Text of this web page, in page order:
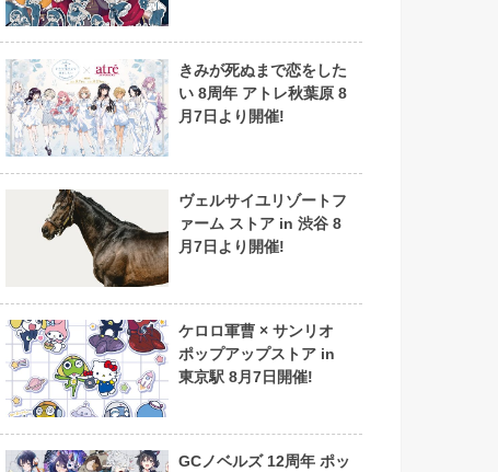
きみが死ぬまで恋をした
い 8周年 アトレ秋葉原 8
月7日より開催!
ヴェルサイユリゾートフ
ァーム ストア in 渋谷 8
月7日より開催!
ケロロ軍曹 × サンリオ
ポップアップストア in
東京駅 8月7日開催!
GCノベルズ 12周年 ポッ